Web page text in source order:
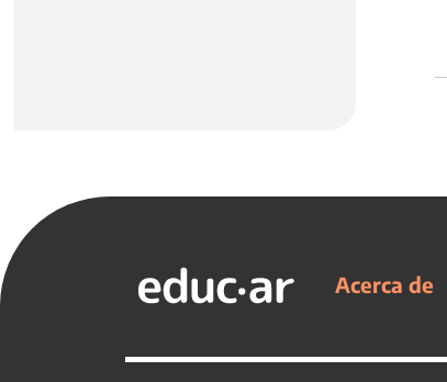
Acerca de